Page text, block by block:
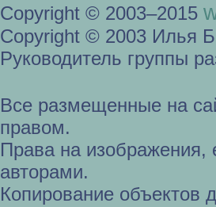
Copyright © 2003–2015
Copyright © 2003 Илья
Руководитель группы
Все размещенные на
правом.
Права на изображения,
авторами.
Копирование объектов